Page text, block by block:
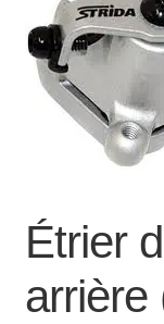
Panier
SOLDES
Étrier
arrière